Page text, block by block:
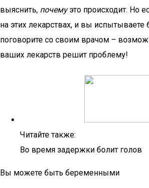
выяснить, почемуэто происходит. Но
на этих лекарствах, и вы испытываете
поговорите со своим врачом –
ваших лекарств решит проблему!
Читайте также:
Во время задержки болит голов
Вы можете быть беременными